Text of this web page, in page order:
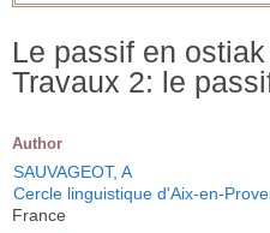
Le passif en
Travaux 2: le
Author
SAUVAGEOT, A
Cercle linguistique d'Aix-en-
France